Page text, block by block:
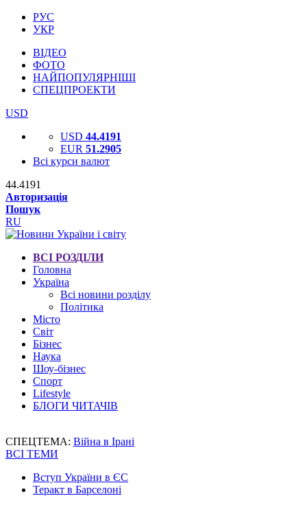
РУС
УКР
ВІДЕО
ФОТО
НАЙПОПУЛЯРНІШІ
СПЕЦПРОЕКТИ
USD
USD 44.4191
EUR 51.2905
Всі курси валют
44.4191
Авторизація
Пошук
RU
ВСІ РОЗДІЛИ
Головна
Україна
Всі новини розділу
Політика
Місто
Світ
Бізнес
Наука
Шоу-бізнес
Спорт
Lifestyle
БЛОГИ ЧИТАЧІВ
СПЕЦТЕМА: Війна в Ірані
ВСІ ТЕМИ
Вступ України в ЄС
Теракт в Барселоні